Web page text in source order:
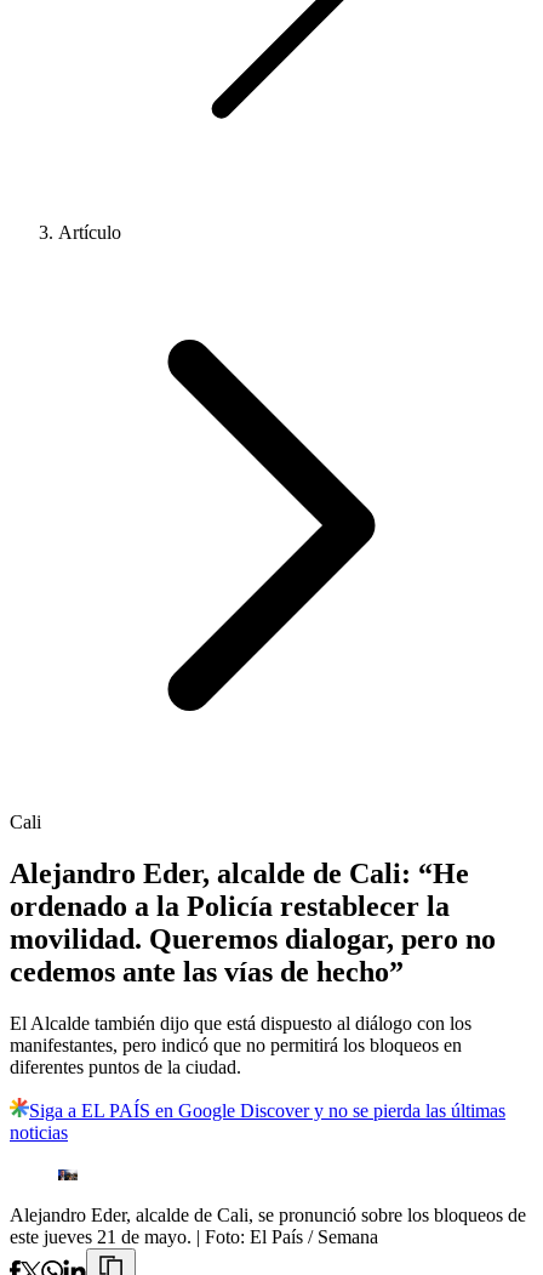
Artículo
Cali
Alejandro Eder, alcalde de Cali: “He
ordenado a la Policía restablecer la
movilidad. Queremos dialogar, pero no
cedemos ante las vías de hecho”
El Alcalde también dijo que está dispuesto al diálogo con los
manifestantes, pero indicó que no permitirá los bloqueos en
diferentes puntos de la ciudad.
Siga a EL PAÍS en Google Discover y no se pierda las últimas
noticias
Alejandro Eder, alcalde de Cali, se pronunció sobre los bloqueos de
este jueves 21 de mayo. | Foto: El País / Semana